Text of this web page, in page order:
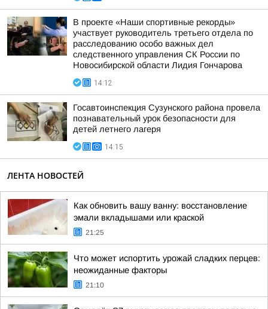
В проекте «Наши спортивные рекорды»
участвует руководитель третьего отдела по
расследованию особо важных дел
следственного управления СК России по
Новосибирской области Лидия Гончарова
14:12
Госавтоинспекция Сузунского района провела
познавательный урок безопасности для
детей летнего лагеря
14:15
ЛЕНТА НОВОСТЕЙ
Как обновить вашу ванну: восстановление
эмали вкладышами или краской
21:25
Что может испортить урожай сладких перцев:
неожиданные факторы
21:10